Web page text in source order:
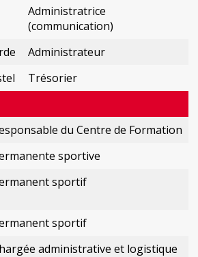
Administratrice
(communication)
Administrateur
Trésorier
du Centre de Formation
sportive
sportif
sportif
administrative et logistique